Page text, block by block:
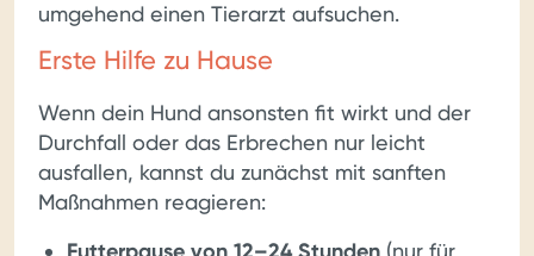
umgehend einen Tierarzt aufsuchen.
Erste Hilfe zu Hause
Wenn dein Hund ansonsten fit wirkt und der
Durchfall oder das Erbrechen nur leicht
ausfallen, kannst du zunächst mit sanften
Maßnahmen reagieren:
(nur für